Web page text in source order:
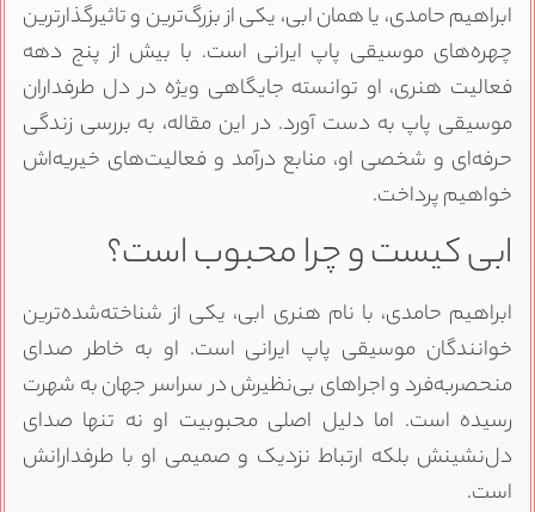
ابراهیم حامدی، یا همان ابی، یکی از بزرگ‌ترین و تاثیرگذارترین
چهره‌های موسیقی پاپ ایرانی است. با بیش از پنج دهه
فعالیت هنری، او توانسته جایگاهی ویژه در دل طرفداران
موسیقی پاپ به دست آورد. در این مقاله، به بررسی زندگی
حرفه‌ای و شخصی او، منابع درآمد و فعالیت‌های خیریه‌اش
خواهیم پرداخت.
ابی کیست و چرا محبوب است؟
ابراهیم حامدی، با نام هنری ابی، یکی از شناخته‌شده‌ترین
خوانندگان موسیقی پاپ ایرانی است. او به خاطر صدای
منحصربه‌فرد و اجراهای بی‌نظیرش در سراسر جهان به شهرت
رسیده است. اما دلیل اصلی محبوبیت او نه تنها صدای
دل‌نشینش بلکه ارتباط نزدیک و صمیمی او با طرفدارانش
است.